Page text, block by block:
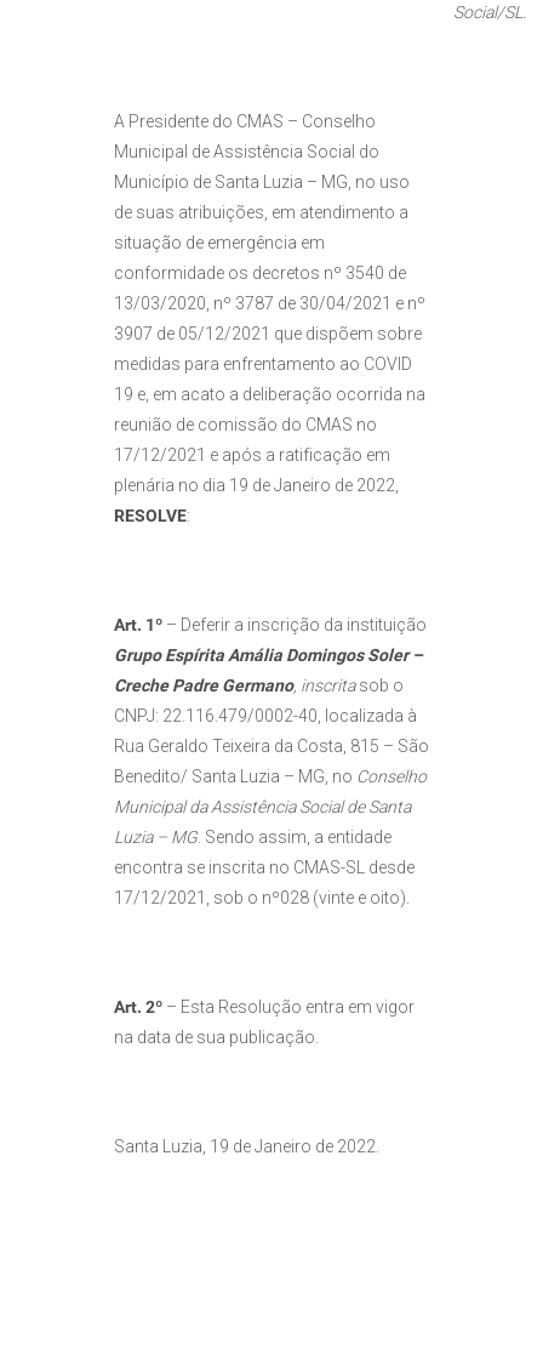
Social/SL.
A Presidente do CMAS – Conselho
Municipal de Assistência Social do
Município de Santa Luzia – MG, no uso
de suas atribuições, em atendimento a
situação de emergência em
conformidade os decretos nº 3540 de
13/03/2020, nº 3787 de 30/04/2021 e nº
3907 de 05/12/2021 que dispõem sobre
medidas para enfrentamento ao COVID
19 e, em acato a deliberação ocorrida na
reunião de comissão do CMAS no
17/12/2021 e após a ratificação em
plenária no dia 19 de Janeiro de 2022,
RESOLVE:
Art. 1º – Deferir a inscrição da instituição
Grupo Espírita Amália Domingos Soler –
Creche Padre Germano, inscritasob o
CNPJ: 22.116.479/0002-40, localizada à
Rua Geraldo Teixeira da Costa, 815 – São
Benedito/ Santa Luzia – MG, no Conselho
Municipal da Assistência Social de Santa
Luzia – MG. Sendo assim, a entidade
encontra se inscrita no CMAS-SL desde
17/12/2021, sob o nº028 (vinte e oito).
Art. 2º – Esta Resolução entra em vigor
na data de sua publicação.
Santa Luzia, 19 de Janeiro de 2022.